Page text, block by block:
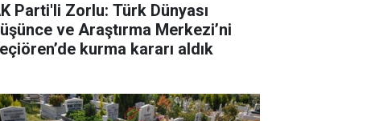
Parti'li Zorlu: Türk Dünyası
ve Araştırma Merkezi’ni
kurma kararı aldık